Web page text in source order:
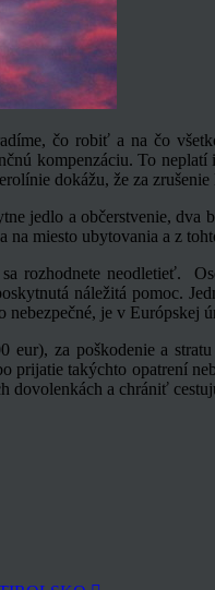
čo robiť a na čo
kompenzáciu. To
dokážu, že za
jedlo a občerstvenie, dva
na miesto ubytovania a z
rozhodnete neodletieť.
náležitá pomoc.
je v Európskej
za poškodenie a
takýchto opatrení
a chrániť